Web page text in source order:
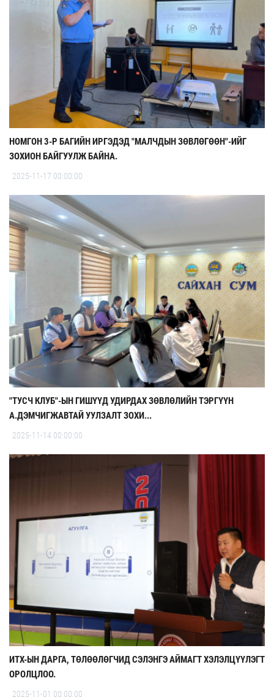
НОМГОН 3-Р БАГИЙН ИРГЭДЭД "МАЛЧДЫН ЗӨВЛӨГӨӨН"-ИЙГ
ЗОХИОН БАЙГУУЛЖ БАЙНА.
2025-11-17 00:00:00
"ТУСЧ КЛУБ"-ЫН ГИШҮҮД УДИРДАХ ЗӨВЛӨЛИЙН ТЭРГҮҮН
А.ДЭМЧИГЖАВТАЙ УУЛЗАЛТ ЗОХИ...
2025-11-14 00:00:00
ИТХ-ЫН ДАРГА, ТӨЛӨӨЛӨГЧИД СЭЛЭНГЭ АЙМАГТ ХЭЛЭЛЦҮҮЛЭГТ
ОРОЛЦЛОО.
2025-11-01 00:00:00